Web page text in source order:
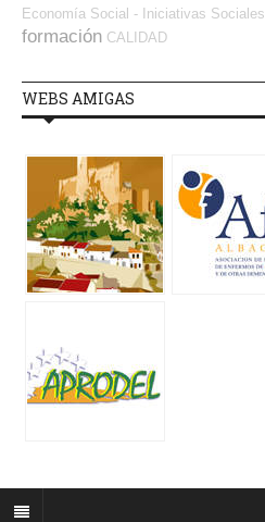
Economía Social - Iniciativas Sociales
formación CALIDAD
WEBS AMIGAS